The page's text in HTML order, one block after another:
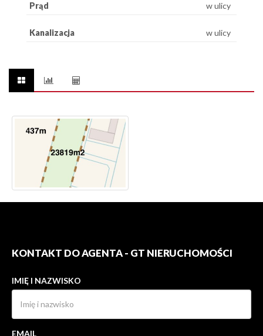
Prąd w ulicy
Kanalizacja w ulicy
KONTAKT DO AGENTA - GT NIERUCHOMOŚCI
IMIĘ I NAZWISKO
EMAIL